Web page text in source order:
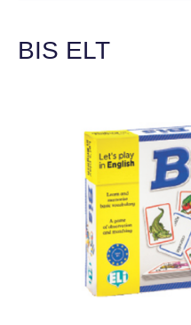
BIS ELT